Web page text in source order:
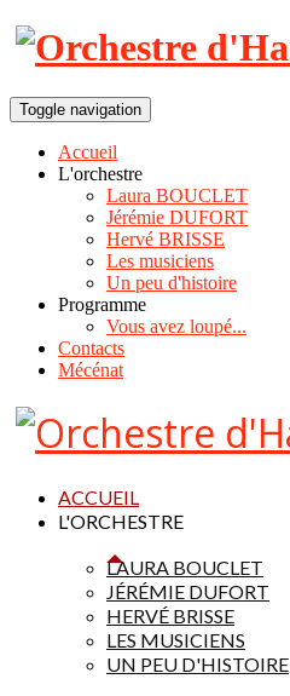
Toggle navigation
Accueil
L'orchestre
Laura BOUCLET
Jérémie DUFORT
Hervé BRISSE
Les musiciens
Un peu d'histoire
Programme
Vous avez loupé...
Contacts
Mécénat
ACCUEIL
L'ORCHESTRE
LAURA BOUCLET
JÉRÉMIE DUFORT
HERVÉ BRISSE
LES MUSICIENS
UN PEU D'HISTOIRE